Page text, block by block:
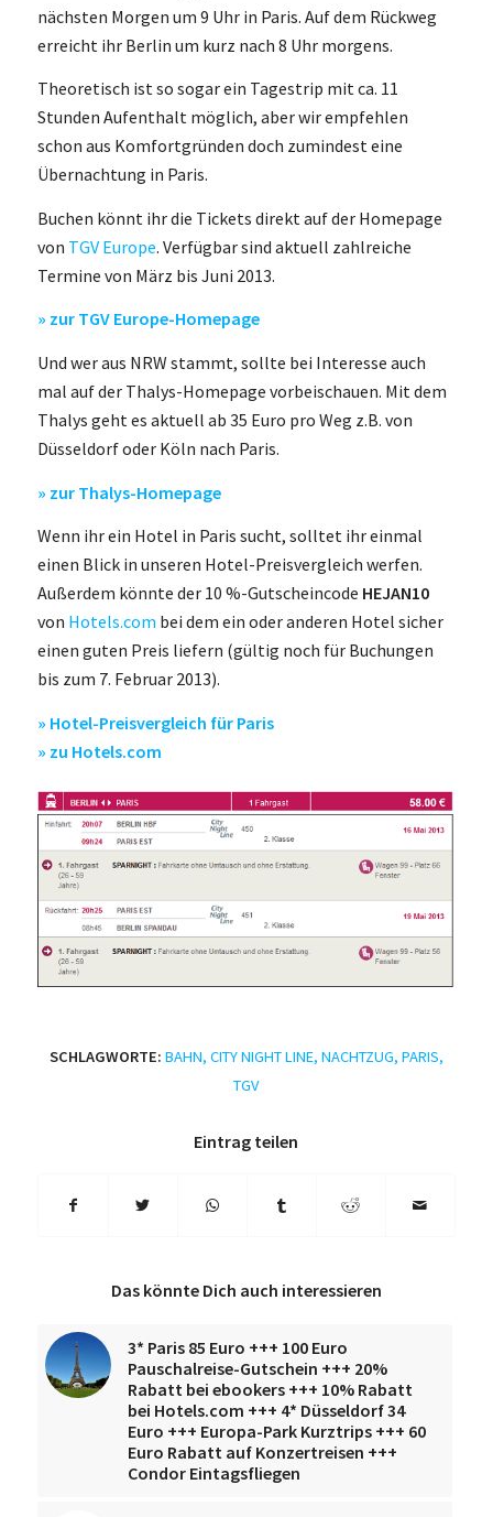
nächsten Morgen um 9 Uhr in Paris. Auf dem Rückweg
erreicht ihr Berlin um kurz nach 8 Uhr morgens.
Theoretisch ist so sogar ein Tagestrip mit ca. 11
Stunden Aufenthalt möglich, aber wir empfehlen
schon aus Komfortgründen doch zumindest eine
Übernachtung in Paris.
Buchen könnt ihr die Tickets direkt auf der Homepage
von TGV Europe. Verfügbar sind aktuell zahlreiche
Termine von März bis Juni 2013.
» zur TGV Europe-Homepage
Und wer aus NRW stammt, sollte bei Interesse auch
mal auf der Thalys-Homepage vorbeischauen. Mit dem
Thalys geht es aktuell ab 35 Euro pro Weg z.B. von
Düsseldorf oder Köln nach Paris.
» zur Thalys-Homepage
Wenn ihr ein Hotel in Paris sucht, solltet ihr einmal
einen Blick in unseren Hotel-Preisvergleich werfen.
Außerdem könnte der 10 %-Gutscheincode HEJAN10
von Hotels.com bei dem ein oder anderen Hotel sicher
einen guten Preis liefern (gültig noch für Buchungen
bis zum 7. Februar 2013).
» Hotel-Preisvergleich für Paris
» zu Hotels.com
SCHLAGWORTE: BAHN, CITY NIGHT LINE, NACHTZUG, PARIS,
TGV
Eintrag teilen
Das könnte Dich auch interessieren
3* Paris 85 Euro +++ 100 Euro
Pauschalreise-Gutschein +++ 20%
Rabatt bei ebookers +++ 10% Rabatt
bei Hotels.com +++ 4* Düsseldorf 34
Euro +++ Europa-Park Kurztrips +++ 60
Euro Rabatt auf Konzertreisen +++
Condor Eintagsfliegen